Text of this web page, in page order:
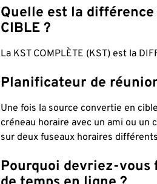
Quelle est la
CIBLE ?
La KST COMPLÈTE (KST) est la
Planificateur de
Une fois la source convertie en
créneau horaire avec un ami ou
sur deux fuseaux horaires
Pourquoi devriez-